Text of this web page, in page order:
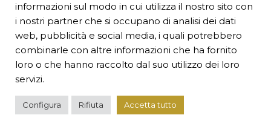
BEVI RESPONSABILMENTE
© TURIN VERMOUTH
p.iva 10649320016
Per ulteriori informazioni sulla Responsabilitа dell’alcol,visitare
ResponsibleDrinking.org, ResponsibleDrinking.eue Beresponsabile.it
TERMINI E CONDIZIONI| INFORMATIVA SULLA PRIVACY|INFORMATIVA SUI
informazioni sul modo in cui utilizza il nostro sito con
i nostri partner che si occupano di analisi dei dati
web, pubblicità e social media, i quali potrebbero
combinarle con altre informazioni che ha fornito
loro o che hanno raccolto dal suo utilizzo dei loro
servizi.
Configura Rifiuta Accetta tutto